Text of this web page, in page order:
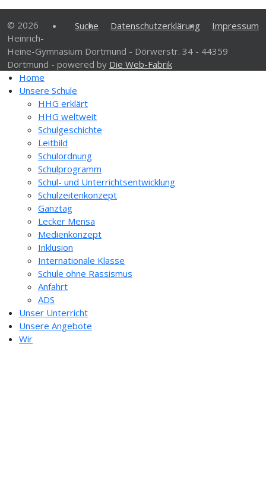
Impressum
Datenschutzerklärung
Suche
© 2026
Heinrich-
Heine-Gymnasium Dortmund - Dörwerstr. 34 - 44359
Dortmund - powered by Die Web-Fabrik
Home
Unsere Schule
HHG erklärt
HHG weltweit
Schulgeschichte
Leitbild
Schulordnung
Schulprogramm
Schul- und Unterrichtsentwicklung
Schulzeitenkonzept
Ganztag
Lecker Mensa
Medienkonzept
Inklusion
Internationale Klasse
Schule ohne Rassismus
Anfahrt
ADS
Unser Unterricht
Unsere Angebote
Wir